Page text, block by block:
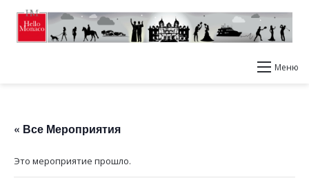
Меню
« Все Мероприятия
Это мероприятие прошло.